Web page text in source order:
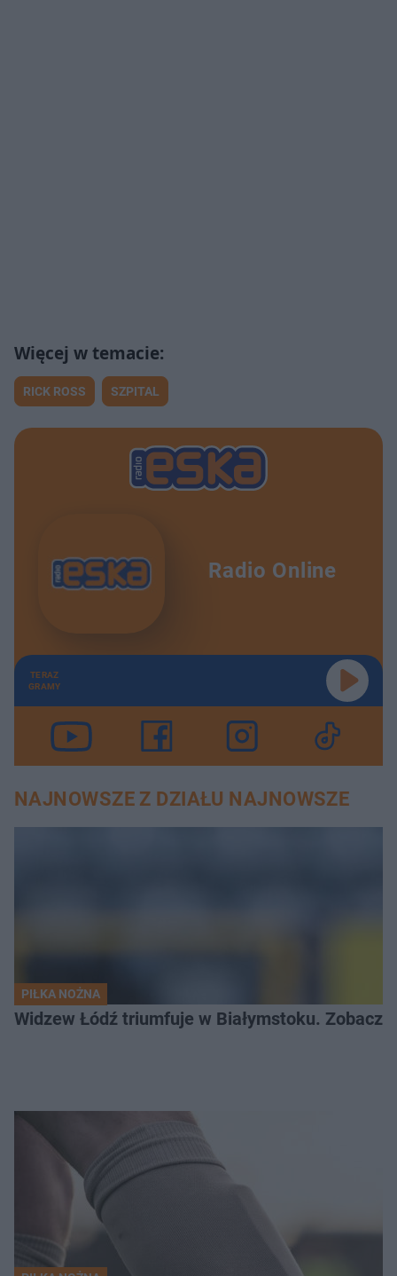
RICK ROSS SZPITAL
Radio Online
TERAZ
GRAMY
NAJNOWSZE Z DZIAŁU NAJNOWSZE
PIŁKA NOŻNA
Widzew Łódź triumfuje w Białymstoku. Zobacz